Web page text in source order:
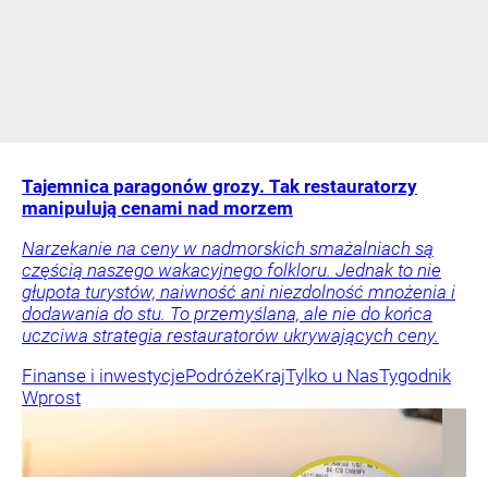
Tajemnica paragonów grozy. Tak restauratorzy
manipulują cenami nad morzem
Narzekanie na ceny w nadmorskich smażalniach są
częścią naszego wakacyjnego folkloru. Jednak to nie
głupota turystów, naiwność ani niezdolność mnożenia i
dodawania do stu. To przemyślana, ale nie do końca
uczciwa strategia restauratorów ukrywających ceny.
Finanse i inwestycjePodróżeKrajTylko u NasTygodnik
Wprost